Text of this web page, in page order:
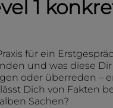
1
für ein
und was diese
oder überreden –
Dich von Fakten
Sachen?